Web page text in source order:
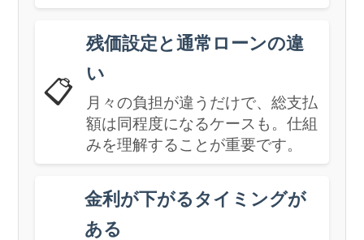
📋
残価設定と通常ローンの違
い
月々の負担が違うだけで、総支払
額は同程度になるケースも。仕組
みを理解することが重要です。
金利が下がるタイミングが
ある